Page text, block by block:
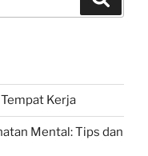
Kerja
Mental: Tips dan